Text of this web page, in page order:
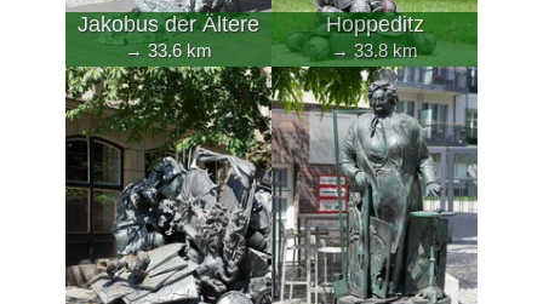
Jakobus der Ältere
→ 33.6 km
Hoppeditz
→ 33.8 km